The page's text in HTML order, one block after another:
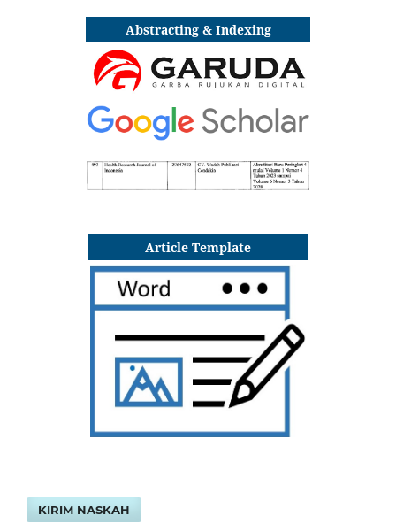
Abstracting & Indexing
Article Template
KIRIM NASKAH